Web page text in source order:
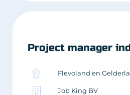
Project manager
Flevoland en
Job King BV